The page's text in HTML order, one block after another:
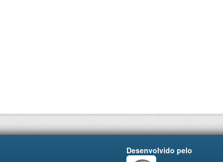
Desenvolvido pelo